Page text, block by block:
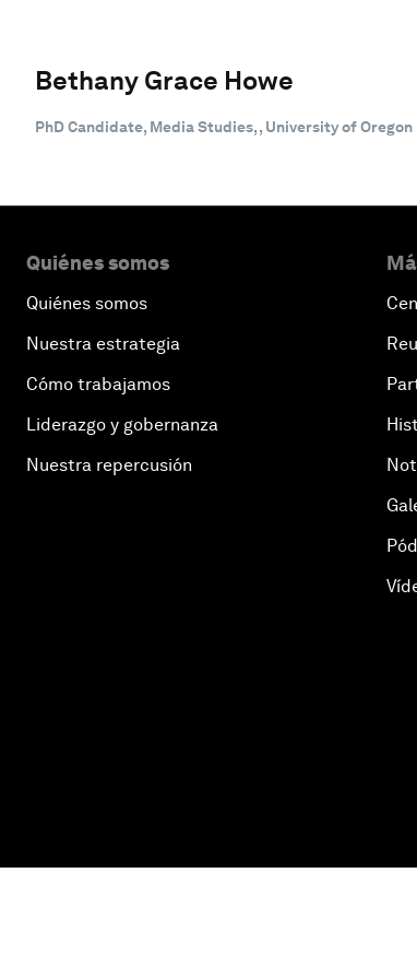
Bethany Grace Howe
PhD Candidate, Media Studies, , University of Oregon
Quiénes somos
Quiénes somos
Nuestra estrategia
Cómo trabajamos
Liderazgo y gobernanza
Nuestra repercusión